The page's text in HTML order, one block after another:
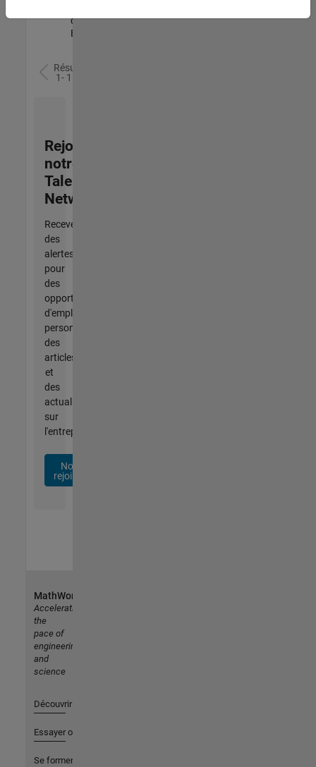
qualité |
Expérimenté(e)
Résultats
1- 1 de
Rejoignez
notre
Talent
Network
Recevez
des
alertes
pour
des
opportunités
d'emploi
personnalisées,
des
articles
et
des
actualités
sur
l'entreprise.
Nous
rejoindre
MathWorks
Accelerating
the
pace of
engineering
and
science
Découvrir les produits
Essayer ou acheter
Se former